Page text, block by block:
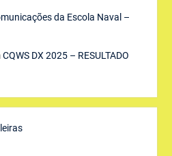
da Escola Naval –
CQWS DX 2025 – RESULTADO